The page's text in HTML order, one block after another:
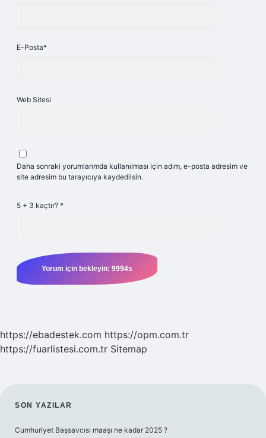
E-Posta*
Web Sitesi
Daha sonraki yorumlarımda kullanılması için adım, e-posta adresim ve
site adresim bu tarayıcıya kaydedilsin.
5 + 3 kaçtır? *
https://ebadestek.com https://opm.com.tr
https://fuarlistesi.com.tr Sitemap
SIDEBAR
SON YAZILAR
Cumhuriyet Başsavcısı maaşı ne kadar 2025 ?